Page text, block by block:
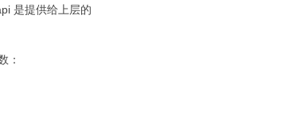
是提供给上层的
：